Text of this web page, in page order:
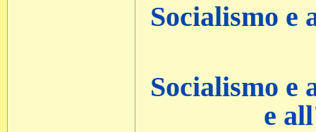
Socialismo e
Socialismo e
e